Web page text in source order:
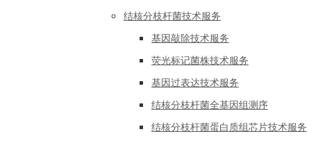
结核分枝杆菌技术服务
基因敲除技术服务
荧光标记菌株技术服务
基因过表达技术服务
结核分枝杆菌全基因组测序
结核分枝杆菌蛋白质组芯片技术服务